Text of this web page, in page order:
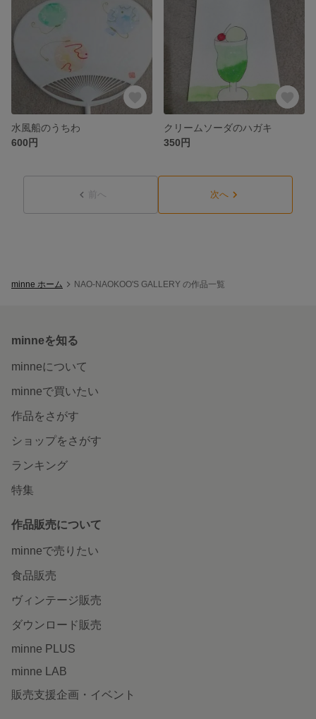
水風船のうちわ
600円
クリームソーダのハガキ
350円
前へ 次へ
minne ホーム NAO-NAOKOO'S GALLERY の作品一覧
minneを知る
minneについて
minneで買いたい
作品をさがす
ショップをさがす
ランキング
特集
作品販売について
minneで売りたい
食品販売
ヴィンテージ販売
ダウンロード販売
minne PLUS
minne LAB
販売支援企画・イベント